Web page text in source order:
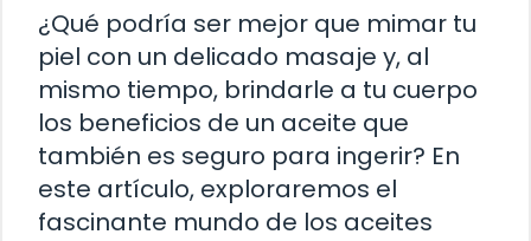
¿Qué podría ser mejor que mimar tu
piel con un delicado masaje y, al
mismo tiempo, brindarle a tu cuerpo
los beneficios de un aceite que
también es seguro para ingerir? En
este artículo, exploraremos el
fascinante mundo de los aceites